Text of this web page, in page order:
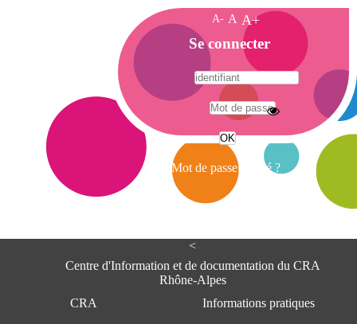
<
Centre d'Information et de documentation du CRA
Rhône-Alpes
CRA
Informations pratiques
A- A A+
A
c
c
e
i
Se connecter
Mot de passe oublié ?
A
e
e